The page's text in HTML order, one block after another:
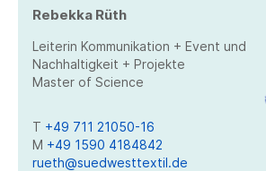
Rebekka Rüth
Leiterin Kommunikation + Event und
Nachhaltigkeit + Projekte
Master of Science
T +49 711 21050-16
M +49 1590 4184842
rueth@suedwesttextil.de